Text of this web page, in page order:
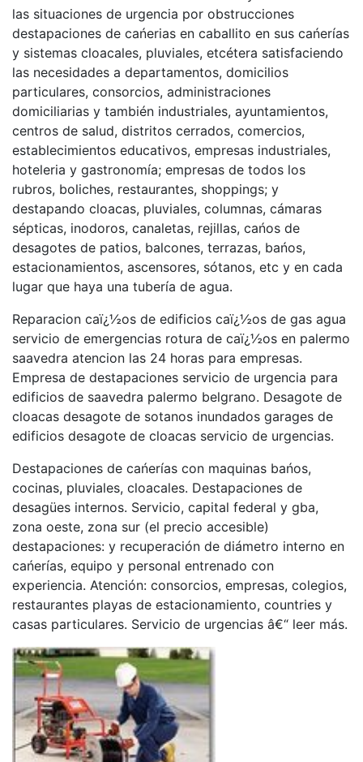
las situaciones de urgencia por obstrucciones
destapaciones de cańerias en caballito en sus cańerías
y sistemas cloacales, pluviales, etcétera satisfaciendo
las necesidades a departamentos, domicilios
particulares, consorcios, administraciones
domiciliarias y también industriales, ayuntamientos,
centros de salud, distritos cerrados, comercios,
establecimientos educativos, empresas industriales,
hoteleria y gastronomía; empresas de todos los
rubros, boliches, restaurantes, shoppings; y
destapando cloacas, pluviales, columnas, cámaras
sépticas, inodoros, canaletas, rejillas, cańos de
desagotes de patios, balcones, terrazas, bańos,
estacionamientos, ascensores, sótanos, etc y en cada
lugar que haya una tubería de agua.
Reparacion caï¿½os de edificios caï¿½os de gas agua
servicio de emergencias rotura de caï¿½os en palermo
saavedra atencion las 24 horas para empresas.
Empresa de destapaciones servicio de urgencia para
edificios de saavedra palermo belgrano. Desagote de
cloacas desagote de sotanos inundados garages de
edificios desagote de cloacas servicio de urgencias.
Destapaciones de cańerías con maquinas bańos,
cocinas, pluviales, cloacales. Destapaciones de
desagües internos. Servicio, capital federal y gba,
zona oeste, zona sur (el precio accesible)
destapaciones: y recuperación de diámetro interno en
cańerías, equipo y personal entrenado con
experiencia. Atención: consorcios, empresas, colegios,
restaurantes playas de estacionamiento, countries y
casas particulares. Servicio de urgencias â€“ leer más.